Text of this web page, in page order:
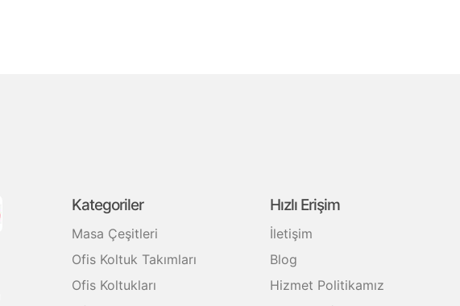
Kategoriler
Masa Çeşitleri
Ofis Koltuk Takımları
Ofis Koltukları
Hızlı Erişim
İletişim
Blog
Hizmet Politikamız